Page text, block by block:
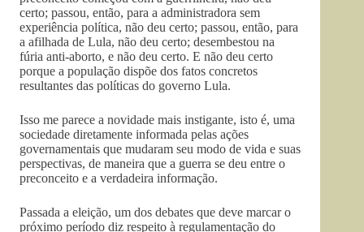
certo; passou, então, para a administradora sem
experiência política, não deu certo; passou, então, para
a afilhada de Lula, não deu certo; desembestou na
fúria anti-aborto, e não deu certo. E não deu certo
porque a população dispõe dos fatos concretos
resultantes das políticas do governo Lula.
Isso me parece a novidade mais instigante, isto é, uma
sociedade diretamente informada pelas ações
governamentais que mudaram seu modo de vida e suas
perspectivas, de maneira que a guerra se deu entre o
preconceito e a verdadeira informação.
Passada a eleição, um dos debates que deve marcar o
próximo período diz respeito à regulamentação do